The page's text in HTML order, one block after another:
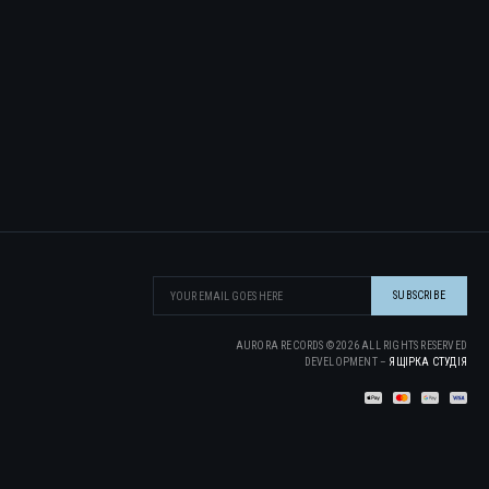
AURORA RECORDS ©2026 ALL RIGHTS RESERVED
DEVELOPMENT – ЯЩІРКА CТУДІЯ